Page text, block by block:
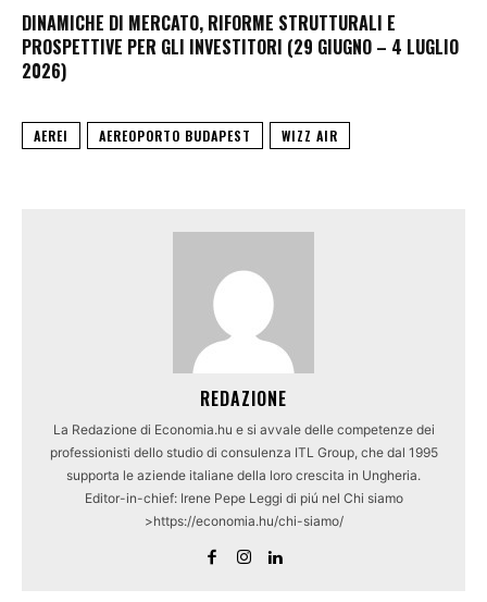
DINAMICHE DI MERCATO, RIFORME STRUTTURALI E
PROSPETTIVE PER GLI INVESTITORI (29 GIUGNO – 4 LUGLIO
2026)
AEREI AEREOPORTO BUDAPEST WIZZ AIR
REDAZIONE
La Redazione di Economia.hu e si avvale delle competenze dei
professionisti dello studio di consulenza ITL Group, che dal 1995
supporta le aziende italiane della loro crescita in Ungheria.
Editor-in-chief: Irene Pepe Leggi di piú nel Chi siamo
>https://economia.hu/chi-siamo/